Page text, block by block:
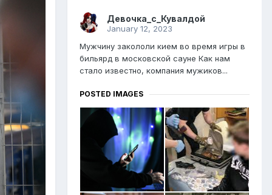
Девочка_с_Кувалдой
January 12, 2023
Мужчину закололи кием во время игры в
бильярд в московской сауне Как нам
стало известно, компания мужиков...
POSTED IMAGES